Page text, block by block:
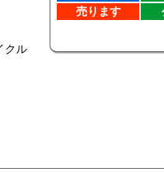
クル
売ります